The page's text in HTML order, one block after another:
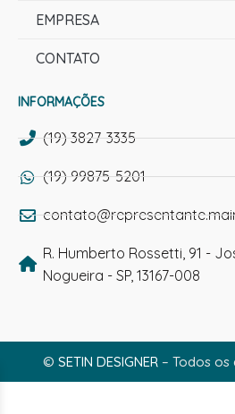
EMPRESA
CONTATO
INFORMAÇÕES
(19) 3827-3335
(19) 99875-5201
R. Humberto Rossetti, 91 -
Nogueira - SP, 13167-008
© SETIN DESIGNER– Todos os